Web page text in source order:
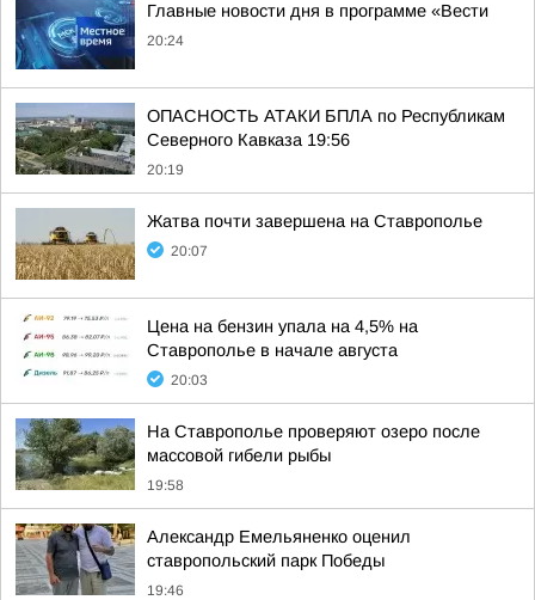
Главные новости дня в программе «Вести
20:24
ОПАСНОСТЬ АТАКИ БПЛА по Республикам
Северного Кавказа 19:56
20:19
Жатва почти завершена на Ставрополье
20:07
Цена на бензин упала на 4,5% на
Ставрополье в начале августа
20:03
На Ставрополье проверяют озеро после
массовой гибели рыбы
19:58
Александр Емельяненко оценил
ставропольский парк Победы
19:46